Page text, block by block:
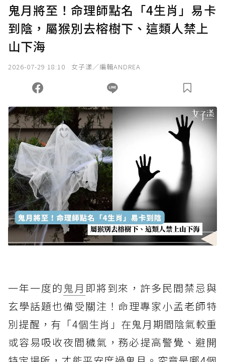
確認送出
您當前剩餘 U 利點數：0點；前往 購買點數
鬼月將至！命理師點名「4生肖」易卡
到陰，屬猴別去榕樹下、這類人禁上
山下海
2026-07-29 18:10 女子漾／編輯ANDREA
一年一度的鬼月 即將到來，許多民間禁忌與
玄學話題也備受關注！命理專家小孟老師特
別提醒，有「4個生肖」在鬼月期間陰氣較重
或容易吸收夜間穢氣，務必提高警覺、避開